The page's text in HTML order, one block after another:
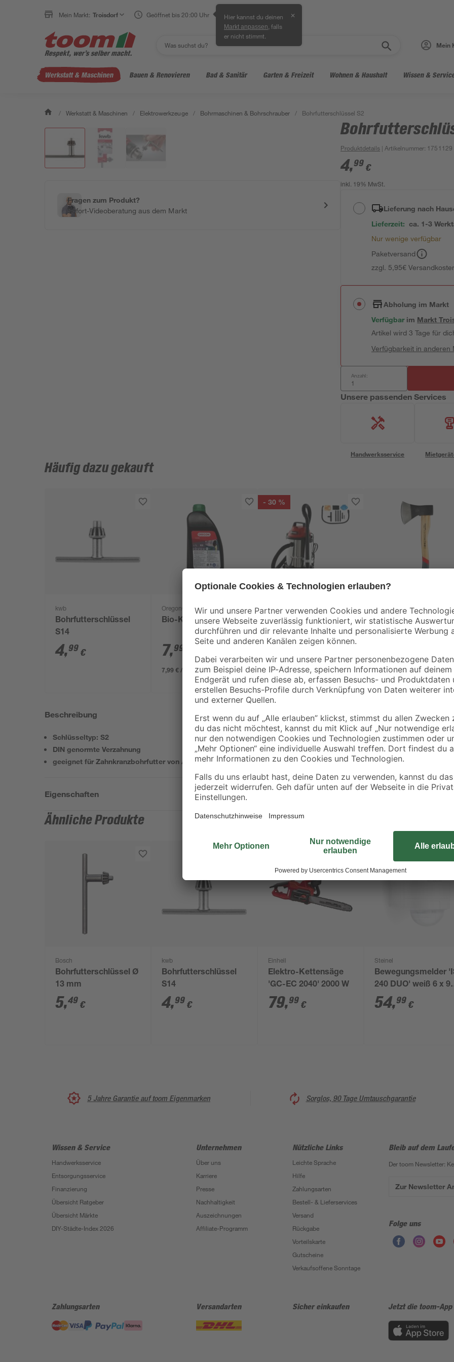
Mein Markt: Troisdorf Geöffnet bis 20:00 Uhr Hier kannst du deinen
Markt anpassen , falls
er nicht stimmt.
✕
Mein
Werkstatt & Maschinen Bauen & Renovieren Bad & Sanitär Garten & Freizeit Wohnen & Haushalt Wissen &
/ Werkstatt & Maschinen / Elektrowerkzeuge / Bohrmaschinen & Bohrschrauber / Bohrfutterschlüssel S2
Fragen zum Produkt?
Sofort-Videoberatung aus dem Markt
Produktdetails | Artikelnummer: 1751129
4,99 €
inkl. 19% MwSt.
Lieferung nach
Lieferzeit: ca. 1-3
Nur wenige verfügbar
Paketversand
zzgl. 5,95€
Abholung im Markt
Verfügbar im Markt
Artikel wird 3 Tage für
Verfügbarkeit in anderen
Anzahl:
Unsere passenden Services
Handwerksservice
Häufig dazu gekauft
kwb
Bohrfutterschlüssel
S14
4,99 €
Oregon®
Bio-Kettensägenöl 1 l
7,99
7,99 € / Liter
- 30 %
Einhell
Nass- und
Trockensauger 'TC-
VC 1815 S' 1250 W
34
toom
Handbeil Hickory
1000 g
Beschreibung
Schlüsseltyp: S2
DIN genormte Verzahnung
geeignet für Zahnkranzbohrfutter von AEG, BOSCH oder METABO
Der Bohrfutterschlüssel S2 von
handelsüblichen
geeignet.
Eigenschaften
Ähnliche Produkte
Bosch
Bohrfutterschlüssel Ø
13 mm
5,49 €
kwb
Bohrfutterschlüssel
S14
4,99 €
Einhell
Elektro-Kettensäge
'GC-EC 2040' 2000 W
79,99 €
Steinel
Bewegungsmelder
240 DUO' weiß 6 x 9
10 cm
54,99 €
5 Jahre Garantie auf toom Eigenmarken Sorglos, 90 Tage Umtauschgarantie
Wissen & Service
Handwerksservice
Entsorgungsservice
Finanzierung
Übersicht Ratgeber
Übersicht Märkte
DIY-Städte-Index 2026
Unternehmen
Über uns
Karriere
Presse
Nachhaltigkeit
Auszeichnungen
Affiliate-Programm
Nützliche Links
Leichte Sprache
Hilfe
Zahlungsarten
Bestell- & Lieferservices
Versand
Rückgabe
Vorteilskarte
Gutscheine
Verkaufsoffene Sonntage
Bleib auf dem
Der toom Newsletter:
Zur Newsletter
Folge uns
Zahlungsarten Versandarten Sicher einkaufen Jetzt die toom-